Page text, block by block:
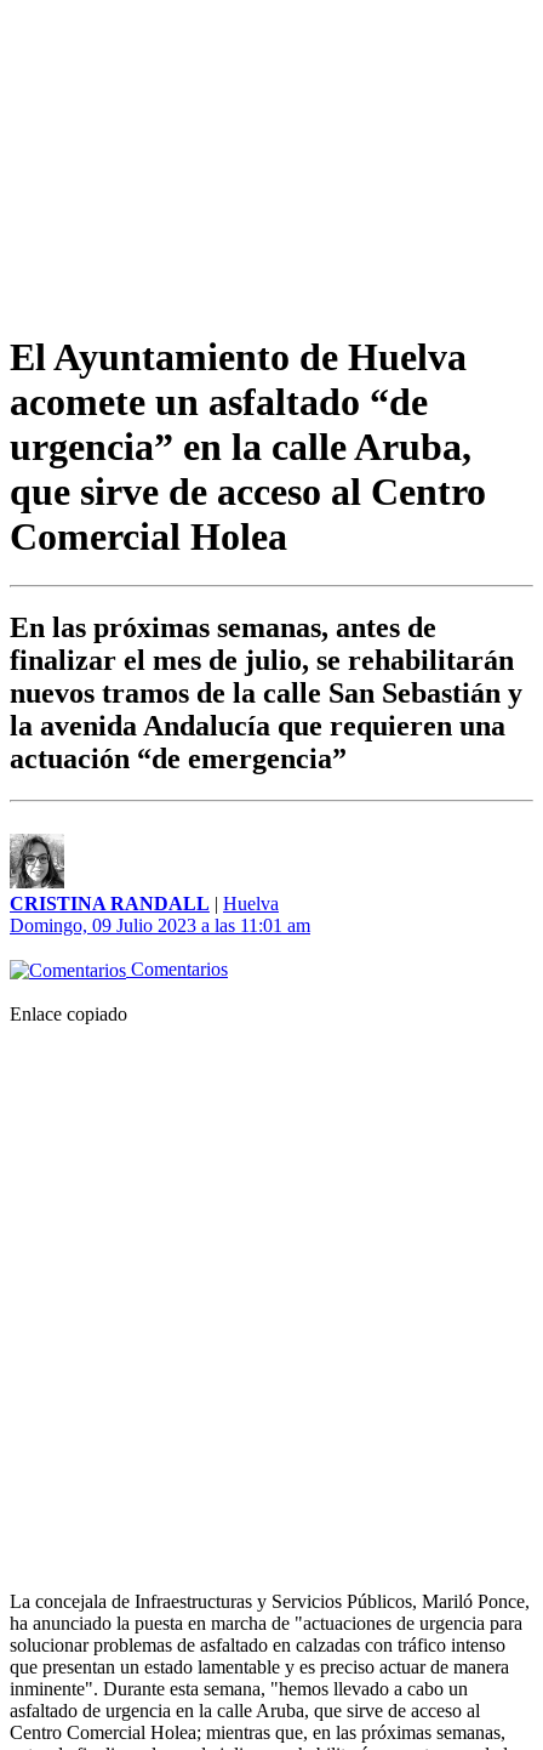
El Ayuntamiento de Huelva
acomete un asfaltado “de
urgencia” en la calle Aruba,
que sirve de acceso al Centro
Comercial Holea
En las próximas semanas, antes de
finalizar el mes de julio, se rehabilitarán
nuevos tramos de la calle San Sebastián y
la avenida Andalucía que requieren una
actuación “de emergencia”
CRISTINA RANDALL | Huelva
Domingo, 09 Julio 2023 a las 11:01 am
Comentarios
Enlace copiado
La concejala de Infraestructuras y Servicios Públicos, Mariló Ponce,
ha anunciado la puesta en marcha de "actuaciones de urgencia para
solucionar problemas de asfaltado en calzadas con tráfico intenso
que presentan un estado lamentable y es preciso actuar de manera
inminente". Durante esta semana, "hemos llevado a cabo un
asfaltado de urgencia en la calle Aruba, que sirve de acceso al
Centro Comercial Holea; mientras que, en las próximas semanas,